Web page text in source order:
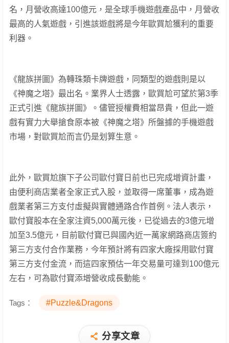
名，月營收高達100億元，是全球手機遊戲產品中，月營收
最高的人氣遊戲，引進該遊戲將是今年歐買尬獲利的重要
利器。
《龍族拼圖》為轉珠類卡牌遊戲，同類型的遊戲則是以
《神魔之塔》最出名。業界人士透露，歐買尬可望於第3季
正式引進《龍族拼圖》。 儘管授權費相當昂貴，但此一遊
戲有實力大舉搶食原本被《神魔之塔》所盤據的手機遊戲
市場，對歐買尬而言仍是划算生意。
此外，歐買尬旗下子公司歐付寶日前也已完成增資計畫，
由便利商店業者全家正式入股，並取得一席董事，成為遊
戲業者第三方支付虛擬與實體通路合作首例。 法人表示，
歐付寶股本在全家注資5,000萬元後，已從過去的3億元增
加至3.5億元，目前歐付寶已與國內近一萬家網路商店簽約
第三方支付合作業務，今年預計將有四家大廠採用歐付寶
第三方支付金流，而這四家預估一年交易量可達到100億元
左右，可為歐付寶添增營收成長動能。
Tags： #Puzzle&Dragons
分享文章